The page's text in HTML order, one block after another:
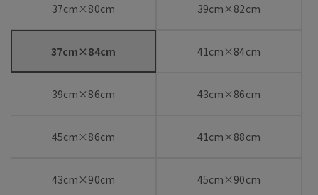
37cm×80cm 39cm×82cm
37cm×84cm 41cm×84cm
39cm×86cm 43cm×86cm
45cm×86cm 41cm×88cm
43cm×90cm 45cm×90cm